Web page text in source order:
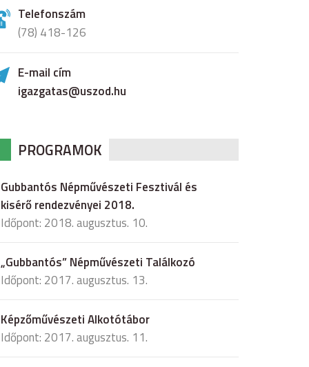
Telefonszám
(78) 418-126
E-mail cím
igazgatas@uszod.hu
PROGRAMOK
Gubbantós Népművészeti Fesztivál és
kisérő rendezvényei 2018.
Időpont: 2018. augusztus. 10.
„Gubbantós” Népművészeti Találkozó
Időpont: 2017. augusztus. 13.
Képzőművészeti Alkotótábor
Időpont: 2017. augusztus. 11.